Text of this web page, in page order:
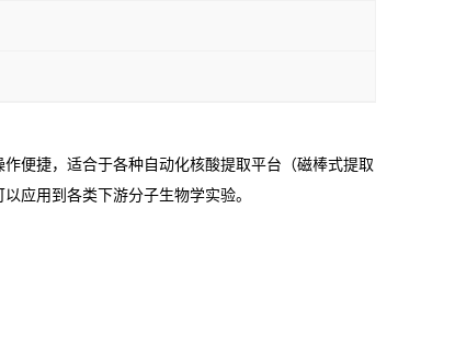
作便捷，适合于各种自动化核酸提取平台（磁棒式提取
以应用到各类下游分子生物学实验。